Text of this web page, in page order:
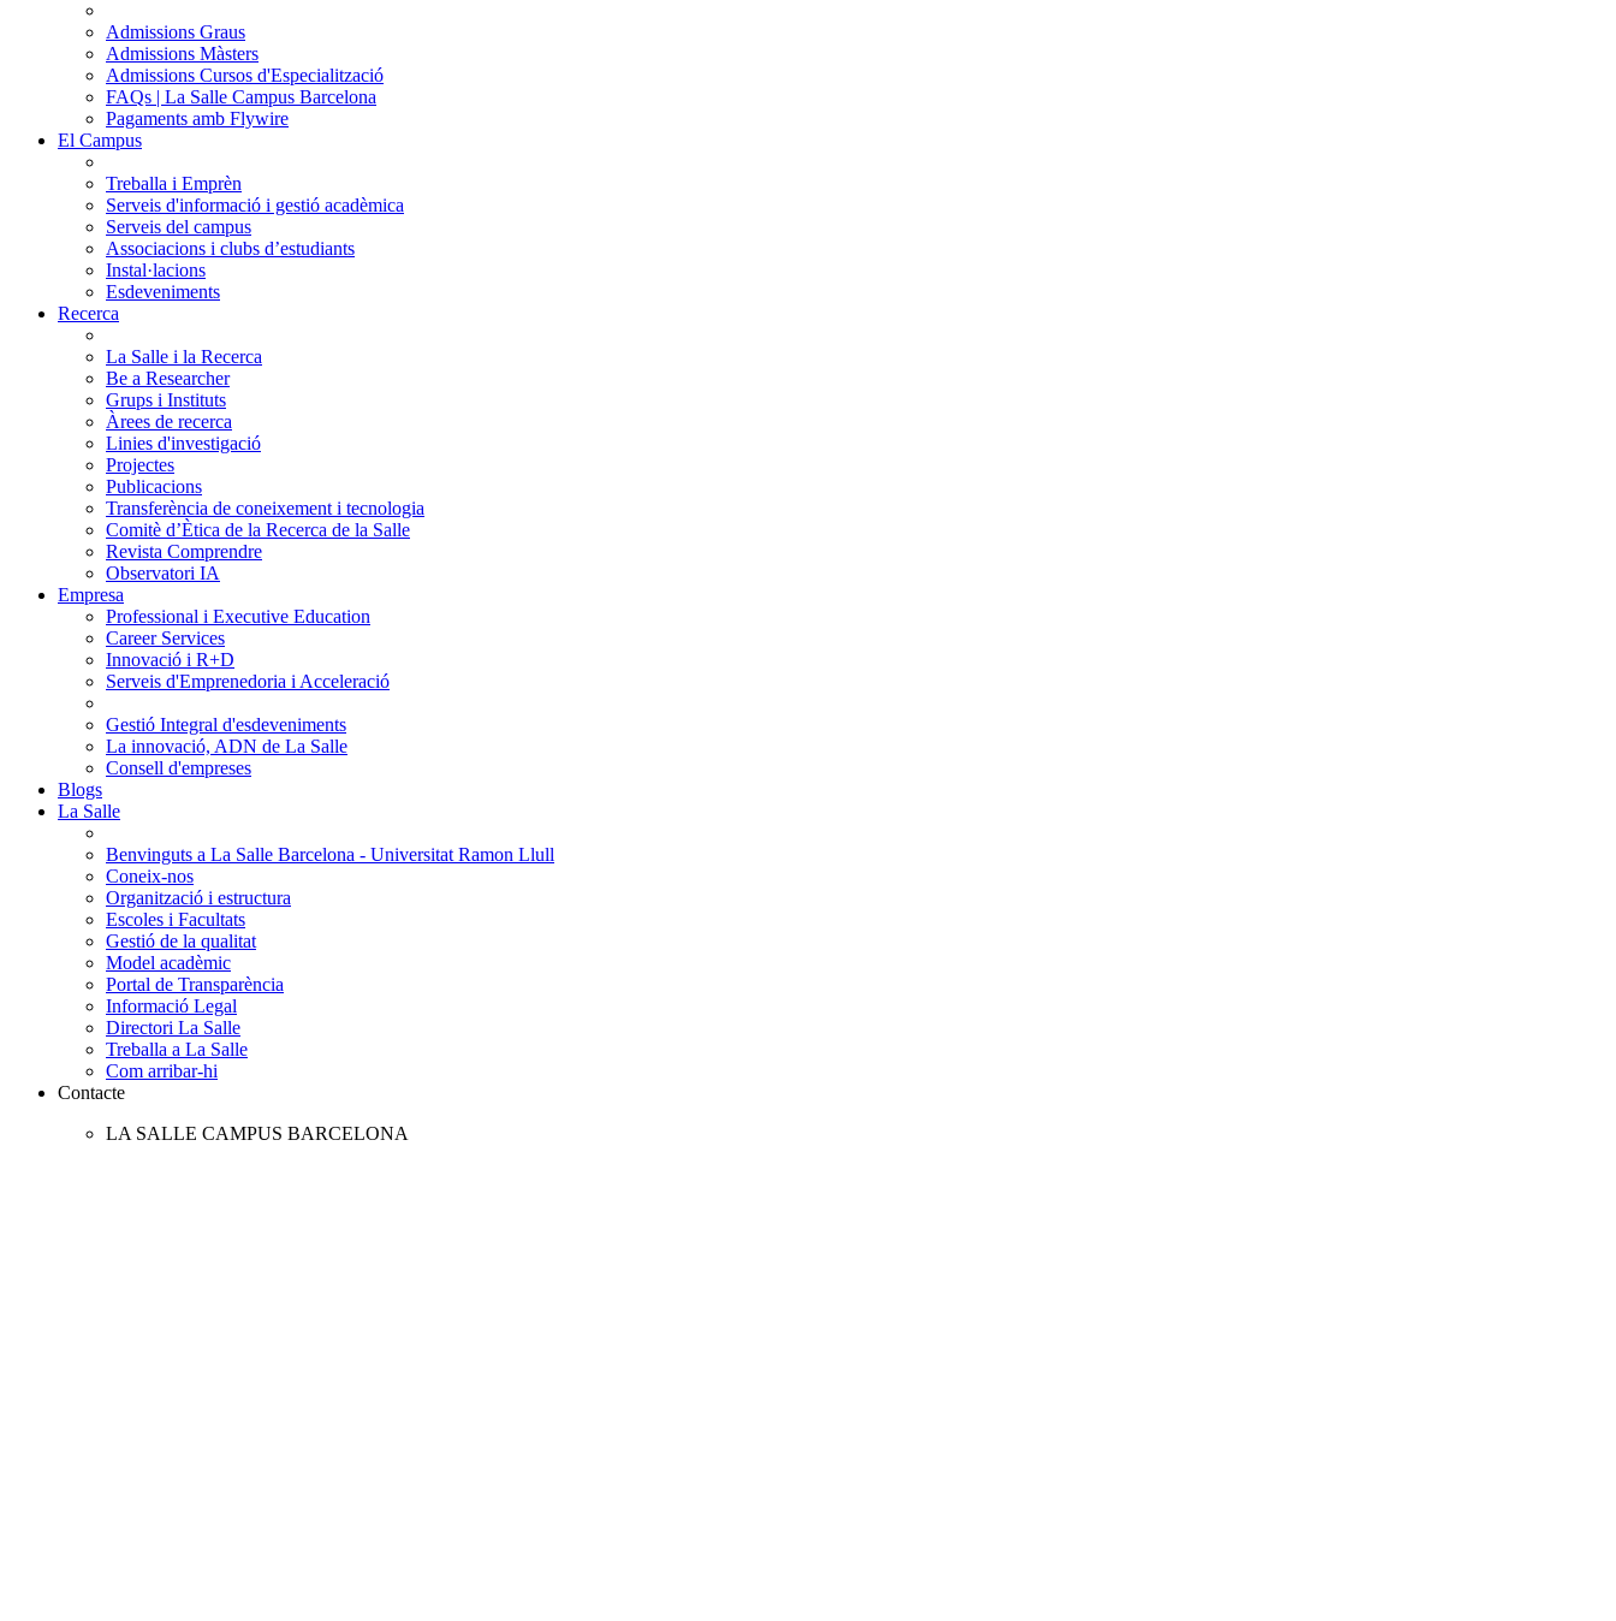
Admissions Graus
Admissions Màsters
Admissions Cursos d'Especialització
FAQs | La Salle Campus Barcelona
Pagaments amb Flywire
El Campus
Treballa i Emprèn
Serveis d'informació i gestió acadèmica
Serveis del campus
Associacions i clubs d’estudiants
Instal·lacions
Esdeveniments
Recerca
La Salle i la Recerca
Be a Researcher
Grups i Instituts
Àrees de recerca
Linies d'investigació
Projectes
Publicacions
Transferència de coneixement i tecnologia
Comitè d’Ètica de la Recerca de la Salle
Revista Comprendre
Observatori IA
Empresa
Professional i Executive Education
Career Services
Innovació i R+D
Serveis d'Emprenedoria i Acceleració
Gestió Integral d'esdeveniments
La innovació, ADN de La Salle
Consell d'empreses
Blogs
La Salle
Benvinguts a La Salle Barcelona - Universitat Ramon Llull
Coneix-nos
Organització i estructura
Escoles i Facultats
Gestió de la qualitat
Model acadèmic
Portal de Transparència
Informació Legal
Directori La Salle
Treballa a La Salle
Com arribar-hi
Contacte
LA SALLE CAMPUS BARCELONA